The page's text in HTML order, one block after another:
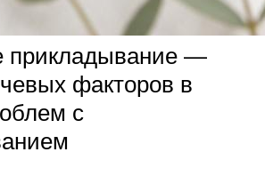
прикладывание —
факторов в
с